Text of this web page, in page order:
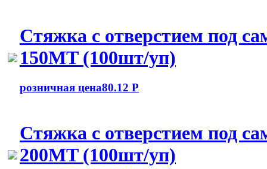
Стяжка с отверстием под
150MT (100шт/уп)
розничная цена80.12 Р
Стяжка с отверстием под
200MT (100шт/уп)